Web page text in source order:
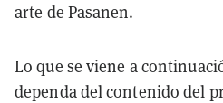
arte de Pasanen.
Lo que se viene a
dependa del contenido del